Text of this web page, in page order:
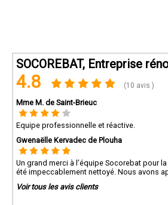
SOCOREBAT, Entreprise
4.8 (10 avis )
Mme M. de Saint-Brieuc
Equipe professionnelle et réactive.
Gwenaëlle Kervadec de Plouha
Un grand merci à l’équipe Socorebat pour
été impeccablement nettoyé. Nous avons
Voir tous les avis clients